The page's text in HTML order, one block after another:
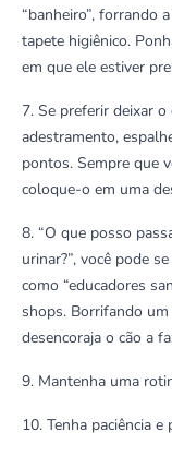
“banheiro”, forrando
tapete higiênico.
em que ele estiver
7. Se preferir deixar
adestramento,
pontos. Sempre que
coloque-o em uma
8. “O que posso
urinar?”, você pode
como “educadores
shops. Borrifando
desencoraja o cão a
9. Mantenha uma
10. Tenha paciência